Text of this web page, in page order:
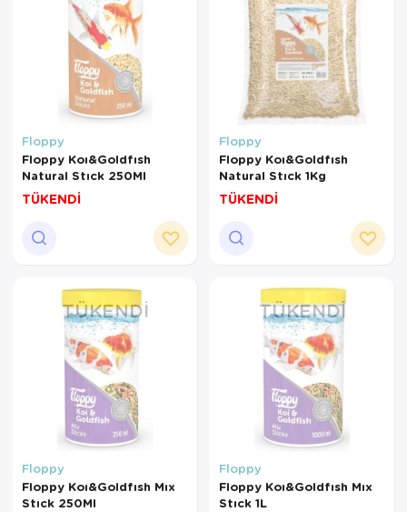
Floppy
Floppy Koı&Goldfısh
Natural Stıck 250Ml
TÜKENDİ
Floppy
Floppy Koı&Goldfısh
Natural Stıck 1Kg
TÜKENDİ
TÜKENDI
Floppy
Floppy Koı&Goldfısh Mıx
Stıck 250Ml
TÜKENDI
Floppy
Floppy Koı&Goldfısh Mıx
Stıck 1L